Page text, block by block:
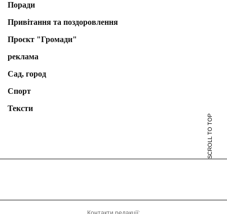
Поради
Привітання та поздоровлення
Проєкт "Громади"
реклама
Сад, город
Спорт
Тексти
SCROLL TO TOP